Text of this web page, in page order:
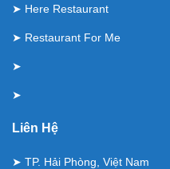
➤ Here Restaurant
➤ Restaurant For Me
➤
➤
Liên Hệ
➤ TP. Hải Phòng, Việt Nam